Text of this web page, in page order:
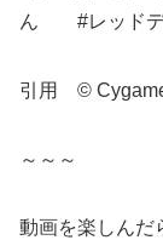
ん #レッドデ
引用 ©
～～～
動画を楽しんだ